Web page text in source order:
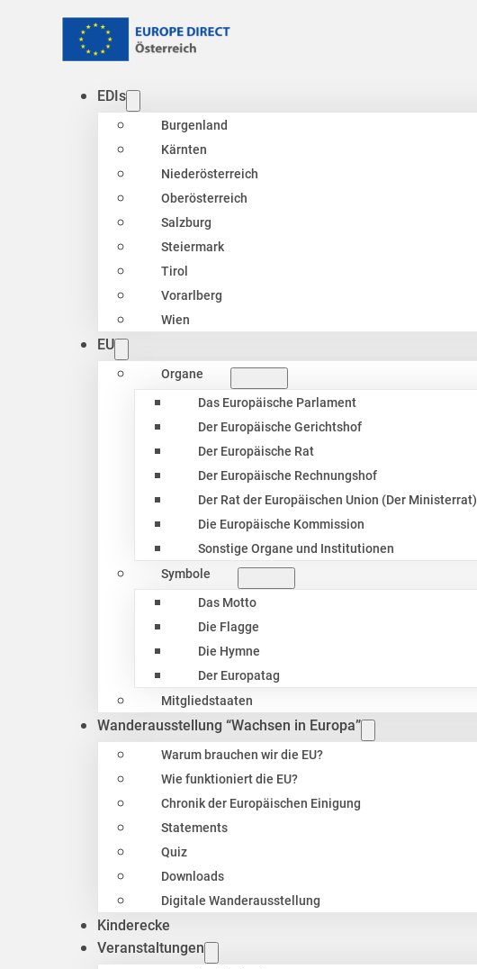
EDIs
Burgenland
Kärnten
Niederösterreich
Oberösterreich
Salzburg
Steiermark
Tirol
Vorarlberg
Wien
EU
Organe
Das Europäische Parlament
Der Europäische Gerichtshof
Der Europäische Rat
Der Europäische Rechnungshof
Der Rat der Europäischen Union (Der Ministerrat)
Die Europäische Kommission
Sonstige Organe und Institutionen
Symbole
Das Motto
Die Flagge
Die Hymne
Der Europatag
Mitgliedstaaten
Wanderausstellung “Wachsen in Europa”
Warum brauchen wir die EU?
Wie funktioniert die EU?
Chronik der Europäischen Einigung
Statements
Quiz
Downloads
Digitale Wanderausstellung
Kinderecke
Veranstaltungen